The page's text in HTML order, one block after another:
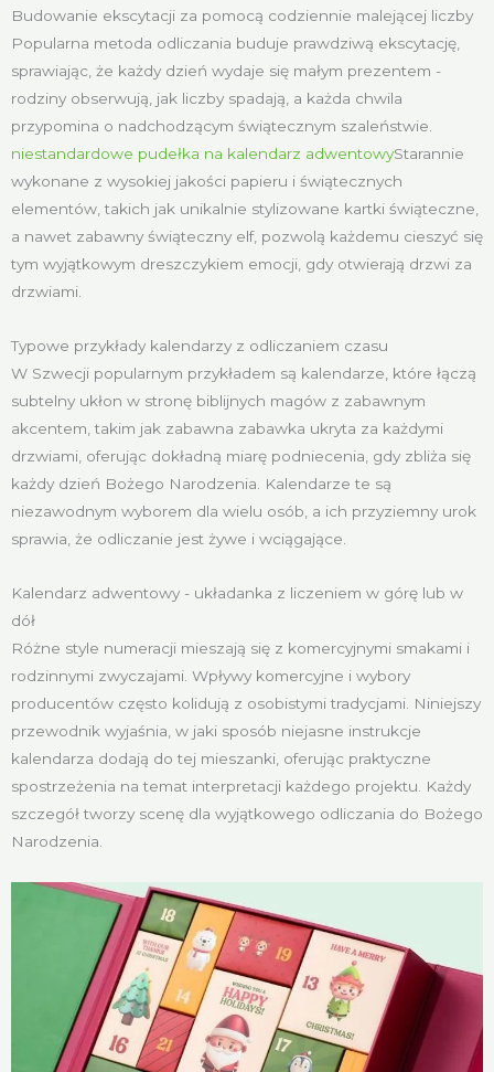
Budowanie ekscytacji za pomocą codziennie malejącej liczby
Popularna metoda odliczania buduje prawdziwą ekscytację,
sprawiając, że każdy dzień wydaje się małym prezentem -
rodziny obserwują, jak liczby spadają, a każda chwila
przypomina o nadchodzącym świątecznym szaleństwie.
niestandardowe pudełka na kalendarz adwentowyStarannie
wykonane z wysokiej jakości papieru i świątecznych
elementów, takich jak unikalnie stylizowane kartki świąteczne,
a nawet zabawny świąteczny elf, pozwolą każdemu cieszyć się
tym wyjątkowym dreszczykiem emocji, gdy otwierają drzwi za
drzwiami.
Typowe przykłady kalendarzy z odliczaniem czasu
W Szwecji popularnym przykładem są kalendarze, które łączą
subtelny ukłon w stronę biblijnych magów z zabawnym
akcentem, takim jak zabawna zabawka ukryta za każdymi
drzwiami, oferując dokładną miarę podniecenia, gdy zbliża się
każdy dzień Bożego Narodzenia. Kalendarze te są
niezawodnym wyborem dla wielu osób, a ich przyziemny urok
sprawia, że odliczanie jest żywe i wciągające.
Kalendarz adwentowy - układanka z liczeniem w górę lub w
dół
Różne style numeracji mieszają się z komercyjnymi smakami i
rodzinnymi zwyczajami. Wpływy komercyjne i wybory
producentów często kolidują z osobistymi tradycjami. Niniejszy
przewodnik wyjaśnia, w jaki sposób niejasne instrukcje
kalendarza dodają do tej mieszanki, oferując praktyczne
spostrzeżenia na temat interpretacji każdego projektu. Każdy
szczegół tworzy scenę dla wyjątkowego odliczania do Bożego
Narodzenia.